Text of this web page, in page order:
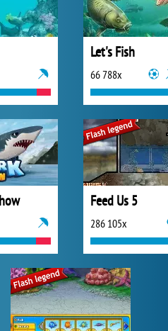
Let's Fish
66 788x
Feed Us 5
286 105x